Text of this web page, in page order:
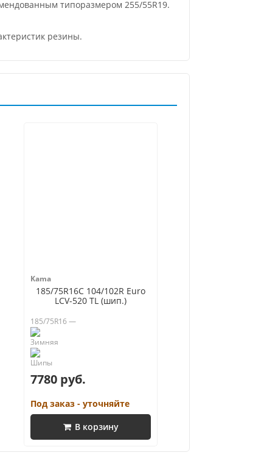
типоразмером 255/55R19.
резины.
Kama
185/75R16C 104/102R Euro
LCV-520 TL (шип.)
185/75R16 —
7780 руб.
Под заказ - уточняйте
В корзину